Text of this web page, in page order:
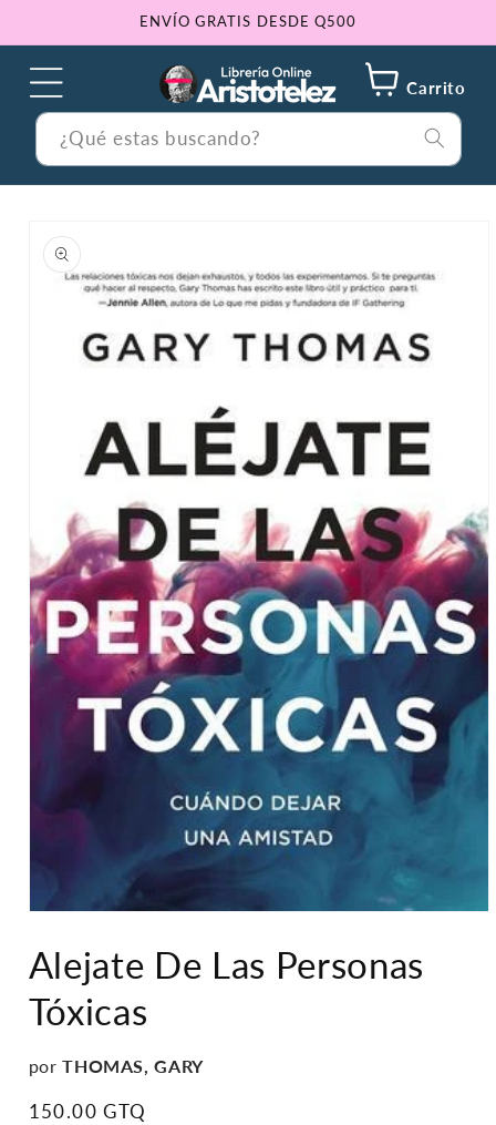
al contenido
ENVÍO GRATIS DESDE Q500
¿Qué estas buscando?
Carrito
información
del producto
multimedia
1
una
ventana
Alejate De Las Personas
Tóxicas
porTHOMAS, GARY
Precio
150.00 GTQ